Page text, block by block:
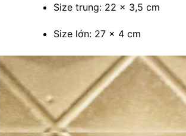
Size trung: 22 x 3,5 cm
Size lớn: 27 x 4 cm